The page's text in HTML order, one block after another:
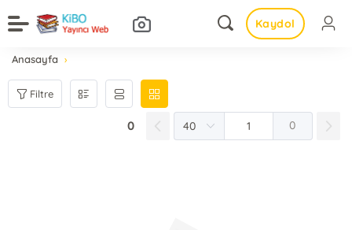
Kaydol
Anasayfa
Filtre
0 0